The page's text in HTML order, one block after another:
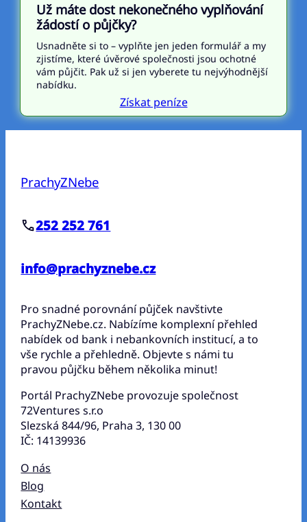
Už máte dost nekonečného vyplňování
žádostí o půjčky?
Usnadněte si to – vyplňte jen jeden formulář a my
zjistíme, které úvěrové společnosti jsou ochotné
vám půjčit. Pak už si jen vyberete tu nejvýhodnější
nabídku.
Získat peníze
PrachyZNebe
252 252 761
info@prachyznebe.cz
Pro snadné porovnání půjček navštivte
PrachyZNebe.cz. Nabízíme komplexní přehled
nabídek od bank i nebankovních institucí, a to
vše rychle a přehledně. Objevte s námi tu
pravou půjčku během několika minut!
Portál PrachyZNebe provozuje společnost
72Ventures s.r.o
Slezská 844/96, Praha 3, 130 00
IČ: 14139936
O nás
Blog
Kontakt